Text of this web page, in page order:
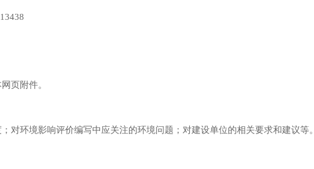
页附件。
对环境影响评价编写中应关注的环境问题；对建设单位的相关要求和建议等。